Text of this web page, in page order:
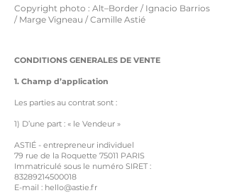
Copyright photo : Alt–Border / Ignacio Barrios
/ Marge Vigneau / Camille Astié
CONDITIONS GENERALES DE VENTE
1. Champ d’application
Les parties au contrat sont :
1) D’une part : « le Vendeur »
ASTIÉ - entrepreneur individuel
79 rue de la Roquette 75011 PARIS
Immatriculé sous le numéro SIRET :
83289214500018
E-mail : hello@astie.fr